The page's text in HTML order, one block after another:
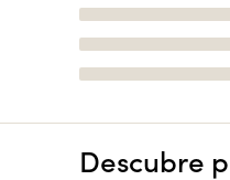
Descubre